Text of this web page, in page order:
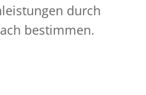
durch
bestimmen.